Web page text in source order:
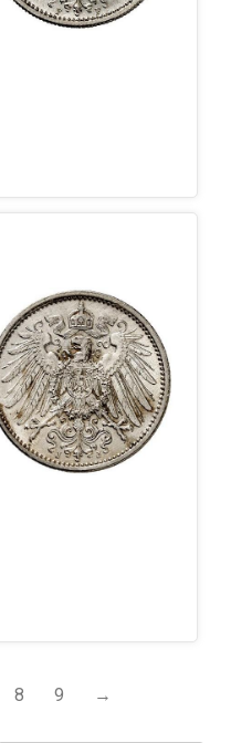
8 9 →